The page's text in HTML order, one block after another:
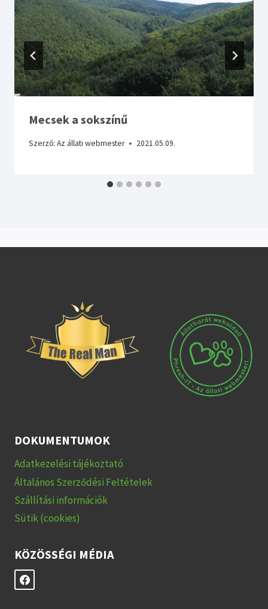
Mecsek a sokszínű
Szerző: Az állati webmester 2021.05.09.
DOKUMENTUMOK
Adatkezelési tájékoztató
Általános Szerződési Feltételek
Szállítási információk
Sütik (cookies)
KÖZÖSSÉGI MÉDIA